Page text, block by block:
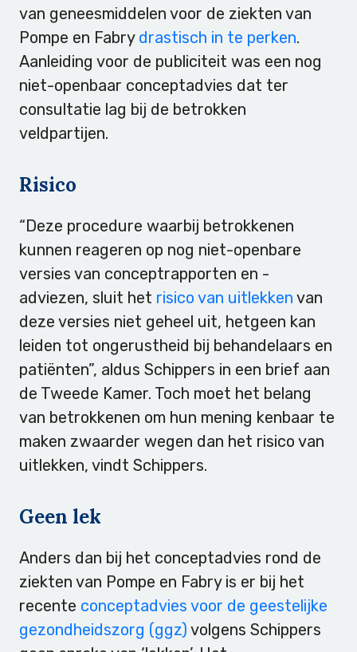
van geneesmiddelen voor de ziekten van
Pompe en Fabry drastisch in te perken.
Aanleiding voor de publiciteit was een nog
niet-openbaar conceptadvies dat ter
consultatie lag bij de betrokken
veldpartijen.
Risico
“Deze procedure waarbij betrokkenen
kunnen reageren op nog niet-openbare
versies van conceptrapporten en -
adviezen, sluit het risico van uitlekken van
deze versies niet geheel uit, hetgeen kan
leiden tot ongerustheid bij behandelaars en
patiënten”, aldus Schippers in een brief aan
de Tweede Kamer. Toch moet het belang
van betrokkenen om hun mening kenbaar te
maken zwaarder wegen dan het risico van
uitlekken, vindt Schippers.
Geen lek
Anders dan bij het conceptadvies rond de
ziekten van Pompe en Fabry is er bij het
recente conceptadvies voor de geestelijke
gezondheidszorg (ggz) volgens Schippers